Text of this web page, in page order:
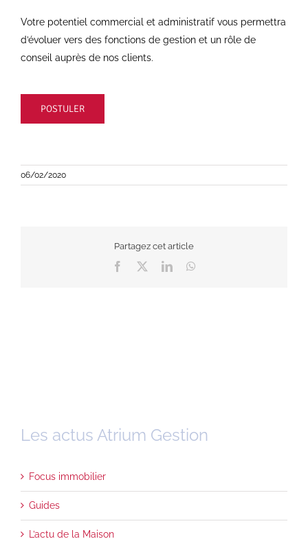
Votre potentiel commercial et administratif vous permettra
d’évoluer vers des fonctions de gestion et un rôle de
conseil auprès de nos clients.
POSTULER
06/02/2020
Partagez cet article
Facebook LinkedIn
Les actus Atrium Gestion
Focus immobilier
Guides
L’actu de la Maison